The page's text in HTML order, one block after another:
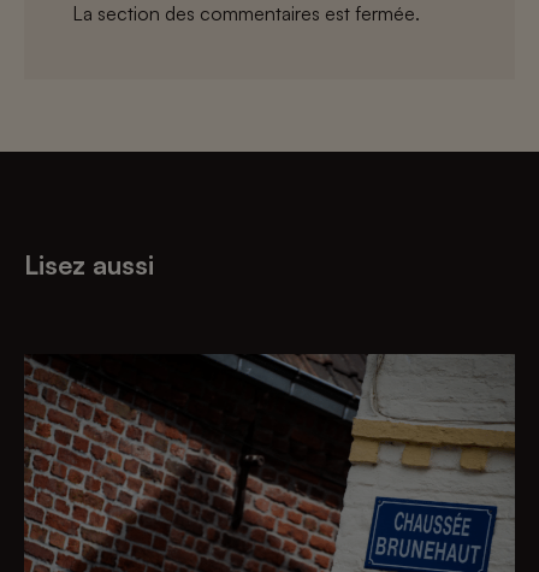
La section des commentaires est fermée.
Lisez aussi